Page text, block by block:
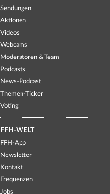
Sendungen
Aktionen
Videos
Webcams
Moderatoren & Team
Podcasts
News-Podcast
Themen-Ticker
Voting
FFH-WELT
FFH-App
Newsletter
Kontakt
Frequenzen
Jobs